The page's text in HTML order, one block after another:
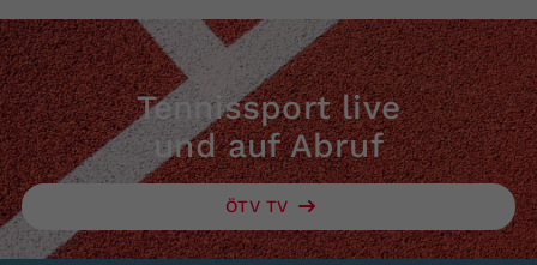
Tennissport live
und auf Abruf
ÖTV TV